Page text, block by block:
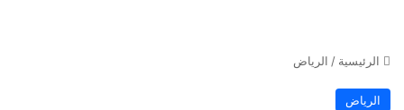
الرئيسية / الرياض
الرياض